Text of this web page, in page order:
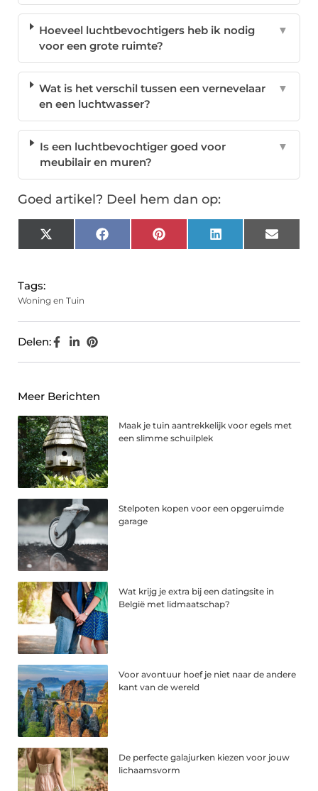
Hoeveel luchtbevochtigers heb ik nodig
voor een grote ruimte?
▼
Wat is het verschil tussen een vernevelaar
en een luchtwasser?
▼
Is een luchtbevochtiger goed voor
meubilair en muren?
▼
Goed artikel? Deel hem dan op:
X
(Twitter)
FacebookPinterest LinkedIn Email
Tags:
Woning en Tuin
Delen:
Meer Berichten
Maak je tuin aantrekkelijk voor egels met
een slimme schuilplek
Stelpoten kopen voor een opgeruimde
garage
Wat krijg je extra bij een datingsite in
België met lidmaatschap?
Voor avontuur hoef je niet naar de andere
kant van de wereld
De perfecte galajurken kiezen voor jouw
lichaamsvorm